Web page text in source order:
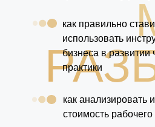
как правильно
использовать
бизнеса в развитии
практики
как анализировать
стоимость рабочего